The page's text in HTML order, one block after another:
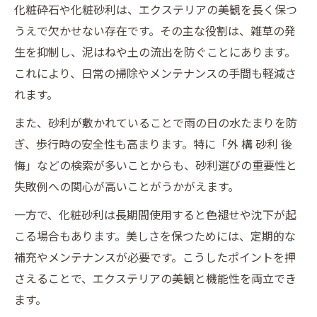
化粧砕石や化粧砂利は、エクステリアの美観を長く保つ
うえで欠かせない存在です。その主な役割は、雑草の発
生を抑制し、泥はねや土の流出を防ぐことにあります。
これにより、日常の掃除やメンテナンスの手間も軽減さ
れます。
また、砂利が敷かれていることで雨の日の水たまりを防
ぎ、歩行時の安全性も高まります。特に「外 構 砂利 後
悔」などの検索が多いことからも、砂利選びの重要性と
失敗例への関心が高いことがうかがえます。
一方で、化粧砂利は長期間使用すると色褪せや沈下が起
こる場合もあります。美しさを保つためには、定期的な
補充やメンテナンスが必要です。こうしたポイントを押
さえることで、エクステリアの美観と機能性を両立でき
ます。